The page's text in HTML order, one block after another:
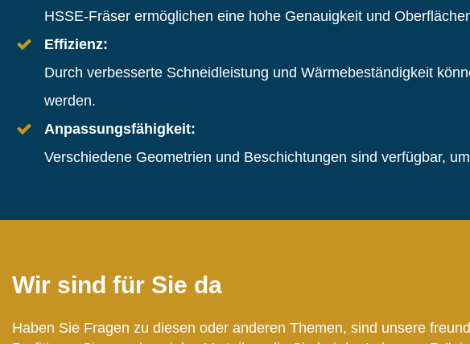
HSSE-Fräser ermöglichen eine hohe Genauigkeit und
Effizienz:
Durch verbesserte Schneidleistung und Wärmebeständigkeit
werden.
Anpassungsfähigkeit:
Verschiedene Geometrien und Beschichtungen sind verfügbar,
Wir sind für Sie da
Haben Sie Fragen zu diesen oder anderen Themen, sind unsere